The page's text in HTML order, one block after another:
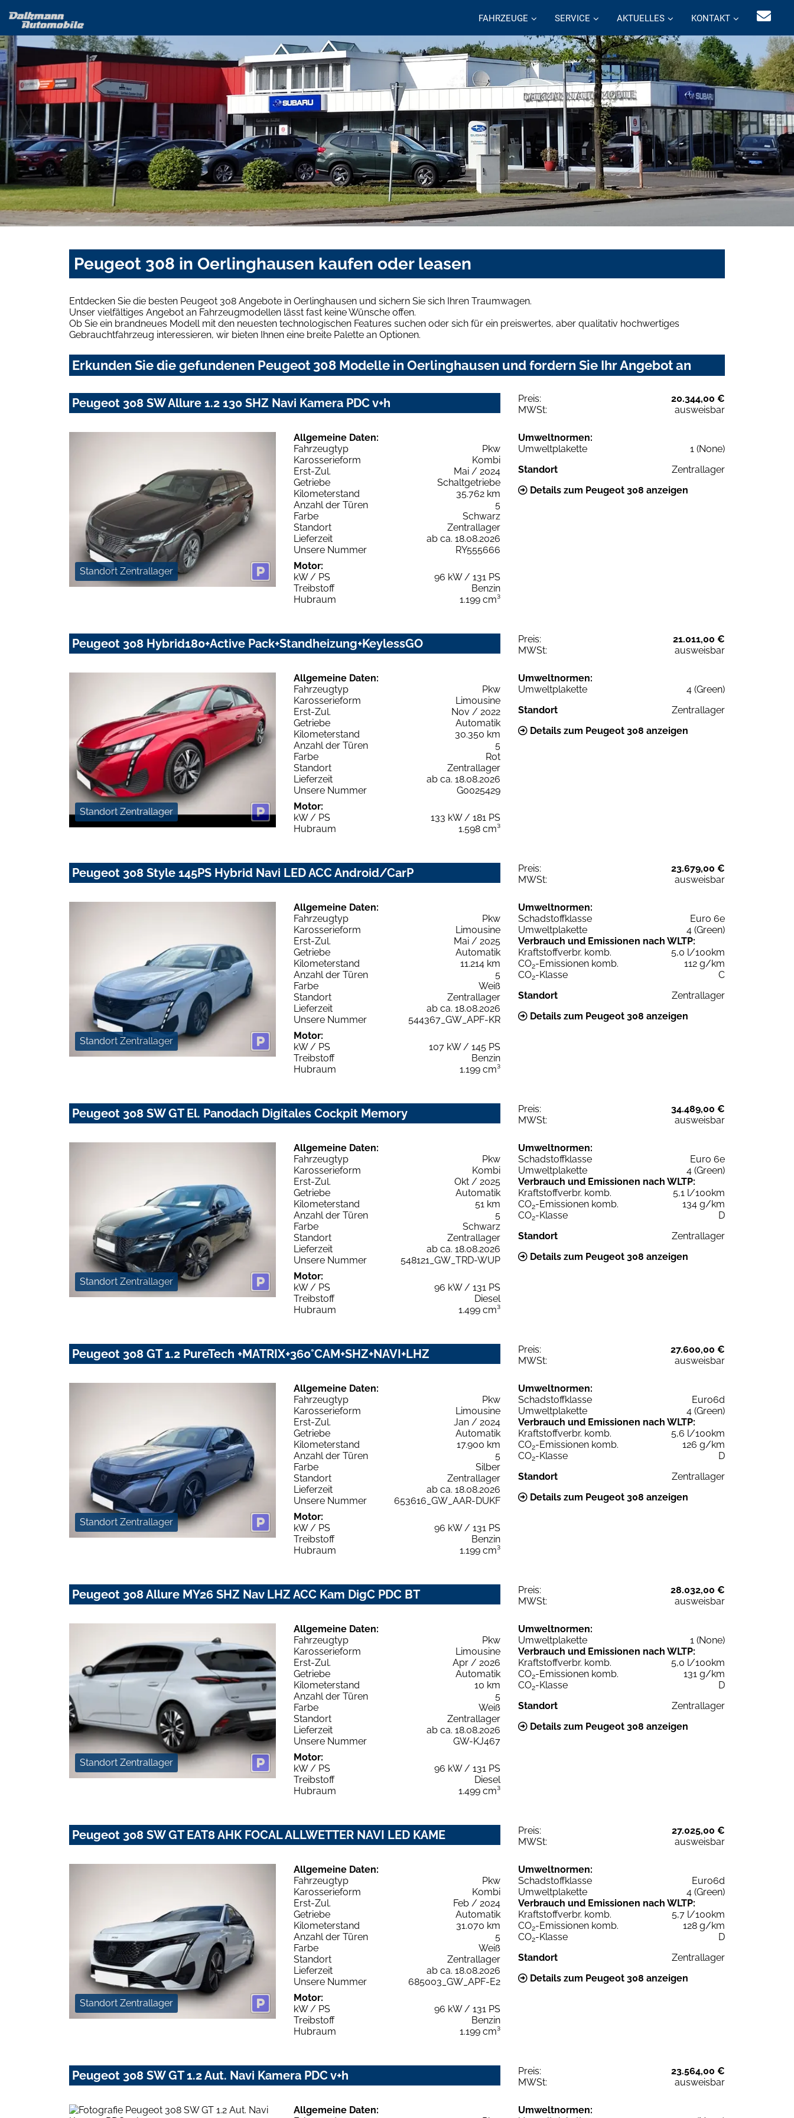
FAHRZEUGE SERVICE AKTUELLES KONTAKT
Peugeot 308 in Oerlinghausen kaufen oder leasen
Entdecken Sie die besten Peugeot 308 Angebote in Oerlinghausen und sichern Sie sich Ihren Traumwagen.
Unser vielfältiges Angebot an Fahrzeugmodellen lässt fast keine Wünsche offen.
Ob Sie ein brandneues Modell mit den neuesten technologischen Features suchen oder sich für ein preiswertes, aber qualitativ hochwertiges
Gebrauchtfahrzeug interessieren, wir bieten Ihnen eine breite Palette an Optionen.
Erkunden Sie die gefundenen Peugeot 308 Modelle in Oerlinghausen und fordern Sie Ihr Angebot an
Peugeot 308 SW Allure 1.2 130 SHZ Navi Kamera PDC v+h Preis:
20.344,00 €
MWSt:
ausweisbar
Standort Zentrallager
Allgemeine Daten:
Fahrzeugtyp
Pkw
Karosserieform
Kombi
Erst-Zul.
Mai / 2024
Getriebe
Schaltgetriebe
Kilometerstand
35.762 km
Anzahl der Türen
5
Farbe
Schwarz
Standort
Zentrallager
Lieferzeit
ab ca. 18.08.2026
Unsere Nummer
RY555666
Motor:
kW / PS
96 kW / 131 PS
Treibstoff
Benzin
Hubraum
1.199 cm³
Umweltnormen:
Umweltplakette
1 (None)
Standort
Zentrallager
Details zum Peugeot 308 anzeigen
Peugeot 308 Hybrid180+Active Pack+Standheizung+KeylessGO Preis:
21.011,00 €
MWSt:
ausweisbar
Standort Zentrallager
Allgemeine Daten:
Fahrzeugtyp
Pkw
Karosserieform
Limousine
Erst-Zul.
Nov / 2022
Getriebe
Automatik
Kilometerstand
30.350 km
Anzahl der Türen
5
Farbe
Rot
Standort
Zentrallager
Lieferzeit
ab ca. 18.08.2026
Unsere Nummer
G0025429
Motor:
kW / PS
133 kW / 181 PS
Hubraum
1.598 cm³
Umweltnormen:
Umweltplakette
4 (Green)
Standort
Zentrallager
Details zum Peugeot 308 anzeigen
Peugeot 308 Style 145PS Hybrid Navi LED ACC Android/CarP Preis:
23.679,00 €
MWSt:
ausweisbar
Standort Zentrallager
Allgemeine Daten:
Fahrzeugtyp
Pkw
Karosserieform
Limousine
Erst-Zul.
Mai / 2025
Getriebe
Automatik
Kilometerstand
11.214 km
Anzahl der Türen
5
Farbe
Weiß
Standort
Zentrallager
Lieferzeit
ab ca. 18.08.2026
Unsere Nummer
544367_GW_APF-KR
Motor:
kW / PS
107 kW / 145 PS
Treibstoff
Benzin
Hubraum
1.199 cm³
Umweltnormen:
Schadstoffklasse
Euro 6e
Umweltplakette
4 (Green)
Verbrauch und Emissionen nach WLTP:
Kraftstoffverbr. komb.
5,0 l/100km
CO2-Emissionen komb.
112 g/km
CO2-Klasse
C
Standort
Zentrallager
Details zum Peugeot 308 anzeigen
Peugeot 308 SW GT El. Panodach Digitales Cockpit Memory Preis:
34.489,00 €
MWSt:
ausweisbar
Standort Zentrallager
Allgemeine Daten:
Fahrzeugtyp
Pkw
Karosserieform
Kombi
Erst-Zul.
Okt / 2025
Getriebe
Automatik
Kilometerstand
51 km
Anzahl der Türen
5
Farbe
Schwarz
Standort
Zentrallager
Lieferzeit
ab ca. 18.08.2026
Unsere Nummer
548121_GW_TRD-WUP
Motor:
kW / PS
96 kW / 131 PS
Treibstoff
Diesel
Hubraum
1.499 cm³
Umweltnormen:
Schadstoffklasse
Euro 6e
Umweltplakette
4 (Green)
Verbrauch und Emissionen nach WLTP:
Kraftstoffverbr. komb.
5,1 l/100km
CO2-Emissionen komb.
134 g/km
CO2-Klasse
D
Standort
Zentrallager
Details zum Peugeot 308 anzeigen
Peugeot 308 GT 1.2 PureTech +MATRIX+360°CAM+SHZ+NAVI+LHZ Preis:
27.600,00 €
MWSt:
ausweisbar
Standort Zentrallager
Allgemeine Daten:
Fahrzeugtyp
Pkw
Karosserieform
Limousine
Erst-Zul.
Jan / 2024
Getriebe
Automatik
Kilometerstand
17.900 km
Anzahl der Türen
5
Farbe
Silber
Standort
Zentrallager
Lieferzeit
ab ca. 18.08.2026
Unsere Nummer
653616_GW_AAR-DUKF
Motor:
kW / PS
96 kW / 131 PS
Treibstoff
Benzin
Hubraum
1.199 cm³
Umweltnormen:
Schadstoffklasse
Euro6d
Umweltplakette
4 (Green)
Verbrauch und Emissionen nach WLTP:
Kraftstoffverbr. komb.
5,6 l/100km
CO2-Emissionen komb.
126 g/km
CO2-Klasse
D
Standort
Zentrallager
Details zum Peugeot 308 anzeigen
Peugeot 308 Allure MY26 SHZ Nav LHZ ACC Kam DigC PDC BT Preis:
28.032,00 €
MWSt:
ausweisbar
Standort Zentrallager
Allgemeine Daten:
Fahrzeugtyp
Pkw
Karosserieform
Limousine
Erst-Zul.
Apr / 2026
Getriebe
Automatik
Kilometerstand
10 km
Anzahl der Türen
5
Farbe
Weiß
Standort
Zentrallager
Lieferzeit
ab ca. 18.08.2026
Unsere Nummer
GW-KJ467
Motor:
kW / PS
96 kW / 131 PS
Treibstoff
Diesel
Hubraum
1.499 cm³
Umweltnormen:
Umweltplakette
1 (None)
Verbrauch und Emissionen nach WLTP:
Kraftstoffverbr. komb.
5,0 l/100km
CO2-Emissionen komb.
131 g/km
CO2-Klasse
D
Standort
Zentrallager
Details zum Peugeot 308 anzeigen
Peugeot 308 SW GT EAT8 AHK FOCAL ALLWETTER NAVI LED KAME Preis:
27.025,00 €
MWSt:
ausweisbar
Standort Zentrallager
Allgemeine Daten:
Fahrzeugtyp
Pkw
Karosserieform
Kombi
Erst-Zul.
Feb / 2024
Getriebe
Automatik
Kilometerstand
31.070 km
Anzahl der Türen
5
Farbe
Weiß
Standort
Zentrallager
Lieferzeit
ab ca. 18.08.2026
Unsere Nummer
685003_GW_APF-E2
Motor:
kW / PS
96 kW / 131 PS
Treibstoff
Benzin
Hubraum
1.199 cm³
Umweltnormen:
Schadstoffklasse
Euro6d
Umweltplakette
4 (Green)
Verbrauch und Emissionen nach WLTP:
Kraftstoffverbr. komb.
5,7 l/100km
CO2-Emissionen komb.
128 g/km
CO2-Klasse
D
Standort
Zentrallager
Details zum Peugeot 308 anzeigen
Peugeot 308 SW GT 1.2 Aut. Navi Kamera PDC v+h Preis:
23.564,00 €
MWSt:
ausweisbar
Allgemeine Daten:
Umweltnormen: